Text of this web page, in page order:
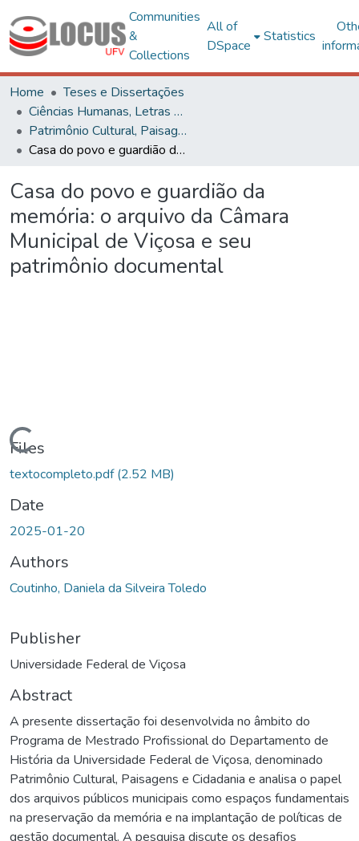
Communities
&
Collections
All of
DSpace
Statistics
Home
Teses e Dissertações
Ciências Humanas, Letras e Artes
Patrimônio Cultural, Paisagens e Cidadania
Casa do povo e guardião da memória: o arquivo da Câmara Municipal de Viçosa e seu patrimônio documental
Casa do povo e guardião da
memória: o arquivo da Câmara
Municipal de Viçosa e seu
patrimônio documental
Files
textocompleto.pdf(2.52 MB)
Date
2025-01-20
Authors
Coutinho, Daniela da Silveira Toledo
Publisher
Universidade Federal de Viçosa
Abstract
A presente dissertação foi desenvolvida no âmbito do
Programa de Mestrado Profissional do Departamento de
História da Universidade Federal de Viçosa, denominado
Patrimônio Cultural, Paisagens e Cidadania e analisa o papel
dos arquivos públicos municipais como espaços fundamentais
na preservação da memória e na implantação de políticas de
gestão documental. A pesquisa discute os desafios